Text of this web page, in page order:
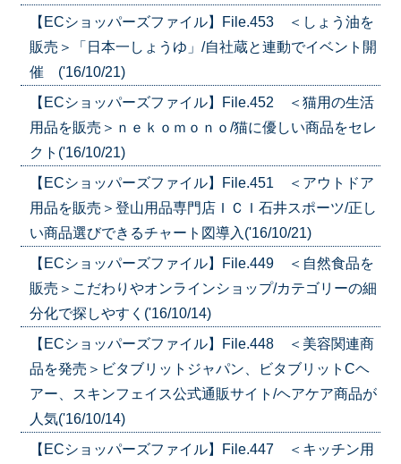
【ECショッパーズファイル】File.453 ＜しょう油を
販売＞「日本一しょうゆ」/自社蔵と連動でイベント開
催 ('16/10/21)
【ECショッパーズファイル】File.452 ＜猫用の生活
用品を販売＞ｎｅｋｏｍｏｎｏ/猫に優しい商品をセレ
クト('16/10/21)
【ECショッパーズファイル】File.451 ＜アウトドア
用品を販売＞登山用品専門店ＩＣＩ石井スポーツ/正し
い商品選びできるチャート図導入('16/10/21)
【ECショッパーズファイル】File.449 ＜自然食品を
販売＞こだわりやオンラインショップ/カテゴリーの細
分化で探しやすく('16/10/14)
【ECショッパーズファイル】File.448 ＜美容関連商
品を発売＞ビタブリットジャパン、ビタブリットCヘ
アー、スキンフェイス公式通販サイト/ヘアケア商品が
人気('16/10/14)
【ECショッパーズファイル】File.447 ＜キッチン用